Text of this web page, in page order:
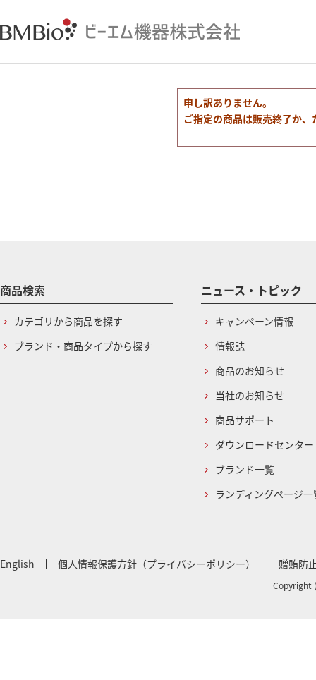
申し訳ありません。
ご指定の商品は販売終了か
商品検索
カテゴリから商品を探す
ブランド・商品タイプから探す
ニュース・トピック
キャンペーン情報
情報誌
商品のお知らせ
当社のお知らせ
商品サポート
ダウンロードセンター
ブランド一覧
ランディングページ一
English 個人情報保護方針（プライバシーポリシー） 贈賄防
Copyright